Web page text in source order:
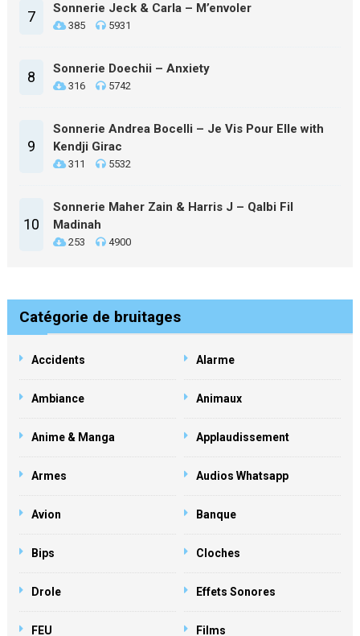
7 Sonnerie Jeck & Carla – M’envoler
385 5931
8 Sonnerie Doechii – Anxiety
316 5742
9
Sonnerie Andrea Bocelli – Je Vis Pour Elle with
Kendji Girac
311 5532
10
Sonnerie Maher Zain & Harris J – Qalbi Fil
Madinah
253 4900
Catégorie de bruitages
Accidents Alarme
Ambiance Animaux
Anime & Manga Applaudissement
Armes Audios Whatsapp
Avion Banque
Bips Cloches
Drole Effets Sonores
FEU Films